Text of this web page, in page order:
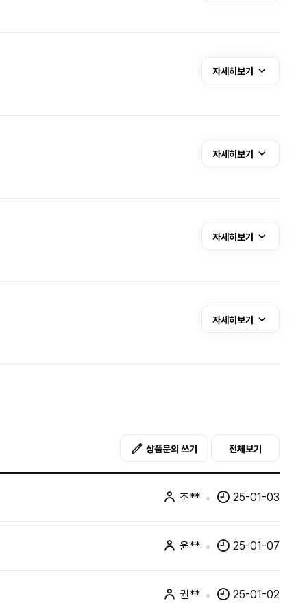
자세히보기
자세히보기
자세히보기
자세히보기
상품문의 쓰기 전체보기
조** 25-01-03
윤** 25-01-07
권** 25-01-02